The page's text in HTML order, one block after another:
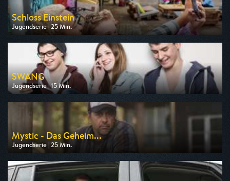
Schloss Einstein
Jugendserie | 25 Min.
Ausgestrahlt von NDR
am 07.08.2026, 06:20
SWANG
Jugendserie | 15 Min.
Ausgestrahlt von KiKA
am 07.08.2026, 13:45
Mystic - Das Geheim...
Jugendserie | 25 Min.
Ausgestrahlt von KiKA
am 08.08.2026, 20:10